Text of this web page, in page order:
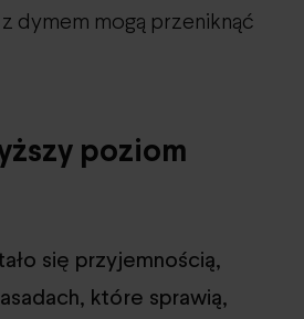
dymem mogą przeniknąć
poziom
się przyjemnością,
które sprawią,